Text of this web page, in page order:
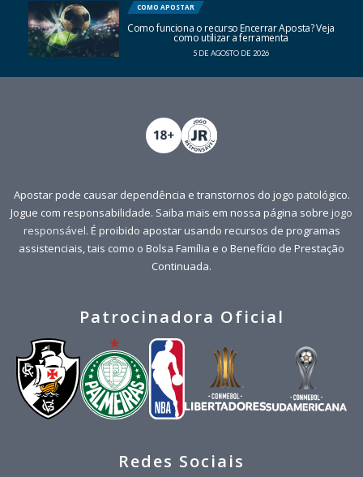
COMO APOSTAR
Como funciona o recurso Encerrar Aposta? Veja
como utilizar a ferramenta
5 DE AGOSTO DE 2026
Apostar pode causar dependência e transtornos do jogo patológico.
Jogue com responsabilidade. Saiba mais em nossa página sobre jogo
responsável. É proibido apostar usando recursos de programas
assistenciais, tais como o Bolsa Família e o Benefício de Prestação
Continuada.
Patrocinadora Oficial
Redes Sociais